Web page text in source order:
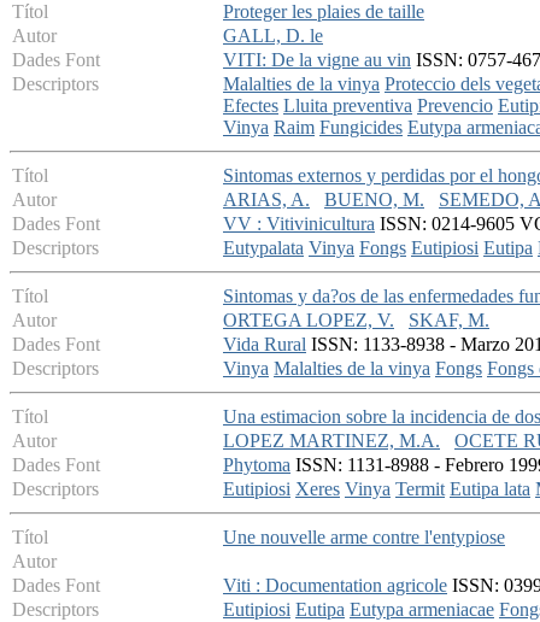
Títol
Proteger les plaies de taille
Autor
GALL, D. le
Dades Font
VITI: De la vigne au vin ISSN: 0757-
Descriptors
Malalties de la vinya Proteccio dels
Efectes Lluita preventiva Prevencio
Vinya Raim Fungicides Eutypa
Títol
Sintomas externos y perdidas por el
Autor
ARIAS, A. BUENO, M.
SEMEDO,
Dades Font
VV : Vitivinicultura ISSN: 0214-9605
Descriptors
Eutypalata Vinya Fongs Eutipiosi Eutipa
Títol
Sintomas y da?os de las enfermedades
Autor
ORTEGA LOPEZ, V.
SKAF, M.
Dades Font
Vida Rural ISSN: 1133-8938 - Marzo
Descriptors
Vinya Malalties de la vinya Fongs Fongs
Títol
Una estimacion sobre la incidencia de
Autor
LOPEZ MARTINEZ, M.A.
OCETE
Dades Font
Phytoma ISSN: 1131-8988 - Febrero
Descriptors
Eutipiosi Xeres Vinya Termit Eutipa lata
Títol
Une nouvelle arme contre l'entypiose
Autor
Dades Font
Viti : Documentation agricole ISSN:
Descriptors
Eutipiosi Eutipa Eutypa armeniacae